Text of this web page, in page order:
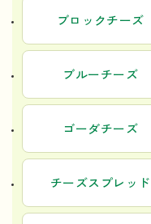
ブロックチーズ
ブルーチーズ
ゴーダチーズ
チーズスプレッド